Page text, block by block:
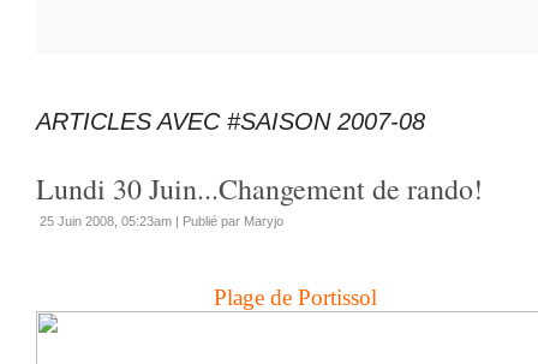
ARTICLES AVEC #SAISON 2007-08
Lundi 30 Juin...Changement de rando!
25 Juin 2008, 05:23am | Publié par Maryjo
Plage de Portissol